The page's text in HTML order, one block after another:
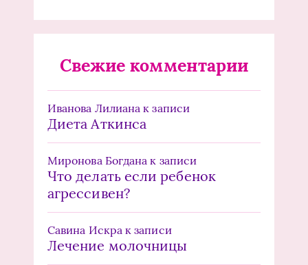
Свежие комментарии
Иванова Лилиана к записи
Диета Аткинса
Миронова Богдана к записи
Что делать если ребенок
агрессивен?
Савина Искра к записи
Лечение молочницы